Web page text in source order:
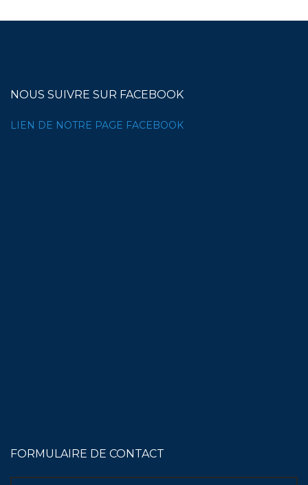
NOUS SUIVRE SUR FACEBOOK
LIEN DE NOTRE PAGE FACEBOOK
FORMULAIRE DE CONTACT